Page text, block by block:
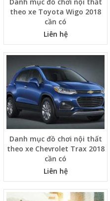
theo xe Toyota Wigo 2018
cần có
Liên hệ
Danh mục đồ chơi nội thất
theo xe Chevrolet Trax 2018
cần có
Liên hệ